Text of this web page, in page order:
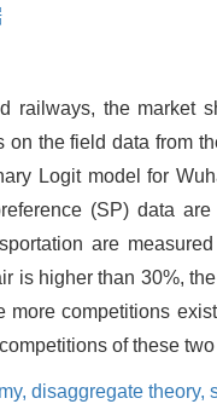
railways, the market
on the field data from
Logit model for
(SP) data
are
is higher than 30%,
more competitions
of these
disaggregate theory,